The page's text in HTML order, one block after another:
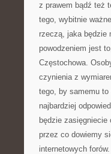
z prawem bądź też
tego, wybitnie
rzeczą, jaka będzie
powodzeniem jest
Częstochowa.
czynienia z
tego, by samemu
najbardziej
będzie
przez co dowiemy
internetowych forów.